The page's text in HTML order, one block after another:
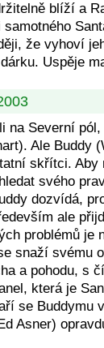
blíží a
že vyhoví
Uspěje
na Severní
Ale Buddy
skřítci. Aby
svého
dozvídá,
ale
problémů je
snaží svému
a pohodu, s
která je
se Buddymu
Asner)